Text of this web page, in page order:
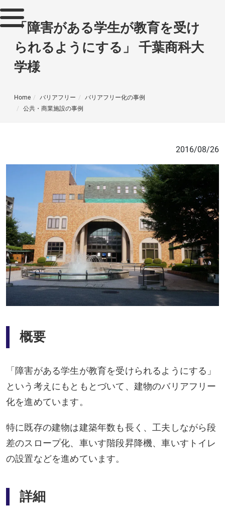
「障害がある学生が教育を受け
られるようにする」 千葉商科大
学様
Home バリアフリー
バリアフリー化の事例
公共・商業施設の事例
2016/08/26
概要
「障害がある学生が教育を受けられるようにする」
という考えにもともとづいて、建物のバリアフリー
化を進めています。
特に既存の建物は建築年数も長く、工夫しながら段
差のスロープ化、車いす階段昇降機、車いすトイレ
の設置などを進めています。
詳細